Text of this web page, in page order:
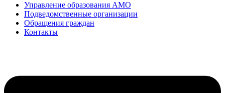
Управление образования АМО
Подведомственные организации
Обращения граждан
Контакты